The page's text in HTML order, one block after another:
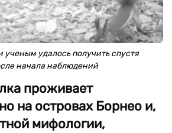
ученым удалось получить спустя
начала наблюдений
проживает
на островах Борнео и,
мифологии,